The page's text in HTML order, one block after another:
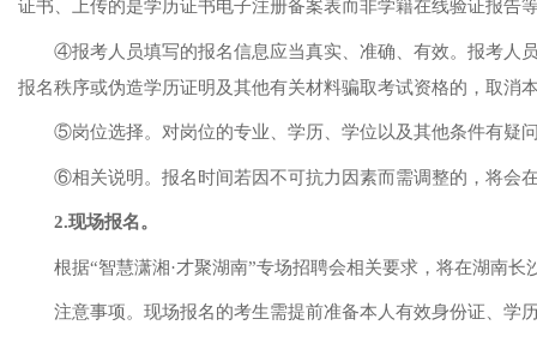
证书、上传的是学历证书电子注册备案表而非学籍在线验证报告
④报考人员填写的报名信息应当真实、准确、有效。报考人
报名秩序或伪造学历证明及其他有关材料骗取考试资格的，取消
⑤岗位选择。 对岗位的专业、学历、学位以及其他条件有疑
⑥相关说明。报名时间若因不可抗力因素而需调整的，将会
2.现场报名。
根据“智慧潇湘·才聚湖南”专场招聘会相关要求，将在湖南
注意事项。现场报名的考生需提前准备本人有效身份证、学